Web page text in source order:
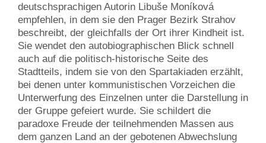
deutschsprachigen Autorin Libuše Moníková
empfehlen, in dem sie den Prager Bezirk Strahov
beschreibt, der gleichfalls der Ort ihrer Kindheit ist.
Sie wendet den autobiographischen Blick schnell
auch auf die politisch-historische Seite des
Stadtteils, indem sie von den Spartakiaden erzählt,
bei denen unter kommunistischen Vorzeichen die
Unterwerfung des Einzelnen unter die Darstellung in
der Gruppe gefeiert wurde. Sie schildert die
paradoxe Freude der teilnehmenden Massen aus
dem ganzen Land an der gebotenen Abwechslung